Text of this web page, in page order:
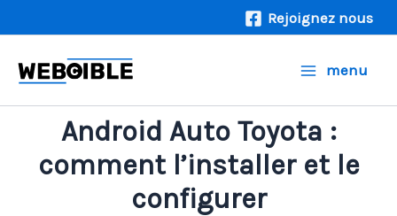
au
Rejoignez nous
menu
Android Auto Toyota :
comment l’installer et le
configurer